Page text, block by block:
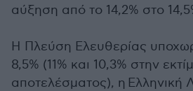
αύξηση από το 14,2% στο
Η Πλεύση Ελευθερίας
8,5% (11% και 10,3% στην
αποτελέσματος), η Ελληνική